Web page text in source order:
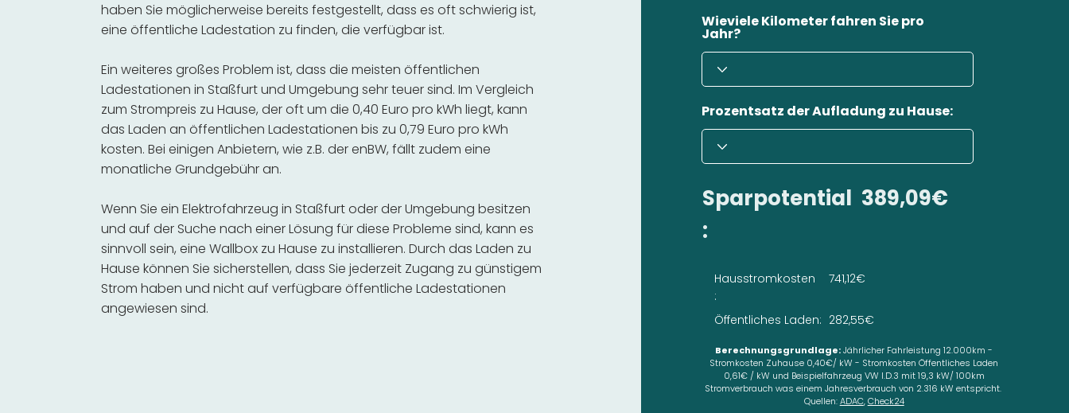
haben Sie möglicherweise bereits festgestellt, dass es oft schwierig ist,
eine öffentliche Ladestation zu finden, die verfügbar ist.
Ein weiteres großes Problem ist, dass die meisten öffentlichen
Ladestationen in Staßfurt und Umgebung sehr teuer sind. Im Vergleich
zum Strompreis zu Hause, der oft um die 0,40 Euro pro kWh liegt, kann
das Laden an öffentlichen Ladestationen bis zu 0,79 Euro pro kWh
kosten. Bei einigen Anbietern, wie z.B. der enBW, fällt zudem eine
monatliche Grundgebühr an.
Wenn Sie ein Elektrofahrzeug in Staßfurt oder der Umgebung besitzen
und auf der Suche nach einer Lösung für diese Probleme sind, kann es
sinnvoll sein, eine Wallbox zu Hause zu installieren. Durch das Laden zu
Hause können Sie sicherstellen, dass Sie jederzeit Zugang zu günstigem
Strom haben und nicht auf verfügbare öffentliche Ladestationen
angewiesen sind.
Wieviele Kilometer fahren Sie pro
Jahr?
Prozentsatz der Aufladung zu Hause:
Sparpotential
:
389,09€
Hausstromkosten
:
Öffentliches Laden:
741,12€
282,55€
Berechnungsgrundlage:Jährlicher Fahrleistung 12.000km -
Stromkosten Zuhause 0,40€/ kW - Stromkosten Öffentliches Laden
0,61€ / kW und Beispielfahrzeug VW I.D.3 mit 19,3 kW/ 100km
Stromverbrauch was einem Jahresverbrauch von 2.316 kW entspricht.
Quellen:ADAC,Check24